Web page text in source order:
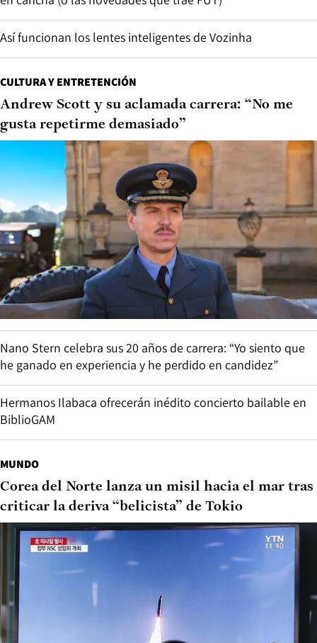
Así funcionan los lentes inteligentes de Vozinha
CULTURA Y ENTRETENCIÓN
Andrew Scott y su aclamada carrera: “No me
gusta repetirme demasiado”
Nano Stern celebra sus 20 años de carrera: “Yo siento que
he ganado en experiencia y he perdido en candidez”
Hermanos Ilabaca ofrecerán inédito concierto bailable en
BiblioGAM
MUNDO
Corea del Norte lanza un misil hacia el mar tras
criticar la deriva “belicista” de Tokio